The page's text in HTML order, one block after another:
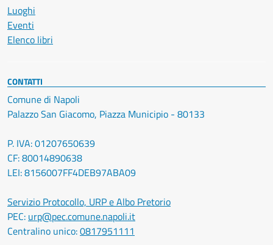
Luoghi
Eventi
Elenco libri
CONTATTI
Comune di Napoli
Palazzo San Giacomo, Piazza Municipio - 80133
P. IVA: 01207650639
CF: 80014890638
LEI: 8156007FF4DEB97ABA09
Servizio Protocollo, URP e Albo Pretorio
PEC: urp@pec.comune.napoli.it
Centralino unico:0817951111